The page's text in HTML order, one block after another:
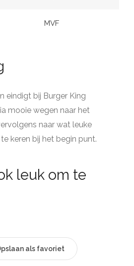
MVF
eindigt bij Burger King
mooie wegen naar het
naar wat leuke
keren bij het begin punt.
leuk om te
als favoriet